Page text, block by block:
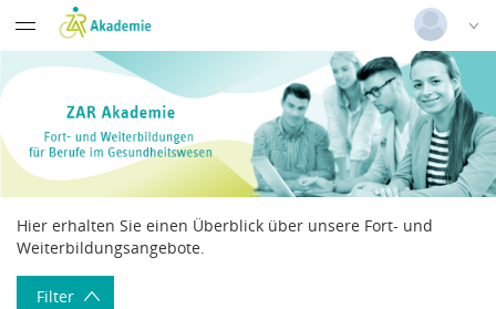
Deutsch | Englisch
Login
Versionsnummer: 2026.2.05.64048
Barrierefreiheitserklärung
Allgemeine
Geschäftsbedingungen
Widerrufsbelehrung
Impressum
Gelsenkirchen
Kaiserslautern
Hier erhalten Sie einen Überblick über unsere Fort- und
Weiterbildungsangebote.
Filter
Datentabelle mit 64 Zeilen und 9 Spalten